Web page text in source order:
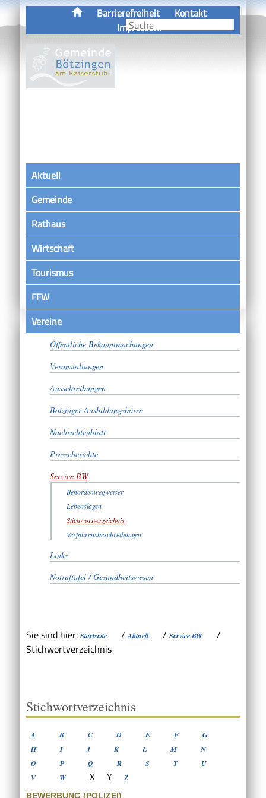
Barrierefreiheit
Kontakt
Impressum
Aktuell
Gemeinde
Rathaus
Wirtschaft
Tourismus
FFW
VereineSatzungen
Öffentliche Bekanntmachungen
Veranstaltungen
Ausschreibungen
Bötzinger Ausbildungsbörse
Nachrichtenblatt
Presseberichte
Service BW
Behördenwegweiser
Lebenslagen
Stichwortverzeichnis
Verfahrensbeschreibungen
Links
Notruftafel / Gesundheitswesen
Sie sind hier: Startseite /Aktuell / Service BW
/
Stichwortverzeichnis
Stichwortverzeichnis
A B C D E F
G
H
I J K L M
N
O
P Q R S T
U
V
W X Y Z
BEWERBUNG (POLIZEI)